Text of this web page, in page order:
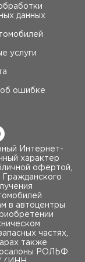
если
Купить
ликвидность.
Для кого
в
Купить
автомат. Для
полный
на больших
данных
услуги
ошибке
Интернет-
характер
офертой,
в автоцентры
частях,
также
РОЛЬФ.